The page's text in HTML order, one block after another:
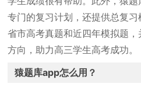
专门的复习计划，还提供总复
省市高考真题和近四年模拟题
方向，助力高三学生高考成功。
猿题库app怎么用？